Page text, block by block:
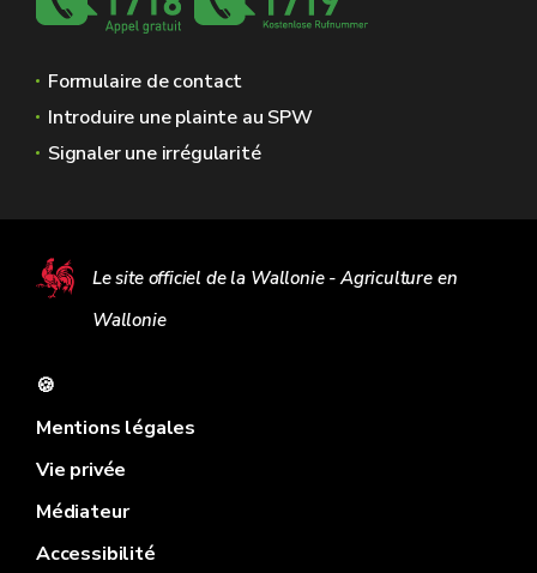
Formulaire de contact
Introduire une plainte au SPW
Signaler une irrégularité
Le site officiel de la Wallonie - Agriculture en
Wallonie
🍪
Mentions légales
Vie privée
Médiateur
Accessibilité